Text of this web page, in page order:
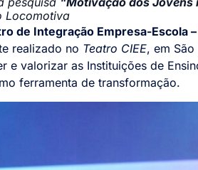
Locomotiva
de Integração Empresa-Escola –
realizado no Teatro CIEE, em
e valorizar as Instituições de
ferramenta de transformação.